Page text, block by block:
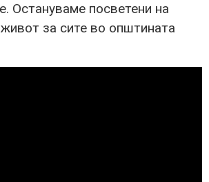
Остануваме посветени на
за сите во општината